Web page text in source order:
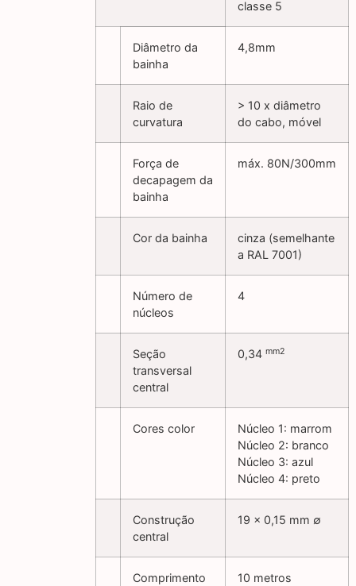
classe 5
Diâmetro da
bainha
4,8mm
Raio de
curvatura
> 10 x diâmetro
do cabo, móvel
Força de
decapagem da
bainha
máx. 80N/300mm
Cor da bainha
cinza (semelhante
a RAL 7001)
Número de
núcleos
4
Seção
transversal
central
0,34 mm2
Cores color
Núcleo 1: marrom
Núcleo 2: branco
Núcleo 3: azul
Núcleo 4: preto
Construção
central
19 x 0,15 mm ∅
Comprimento 10 metros